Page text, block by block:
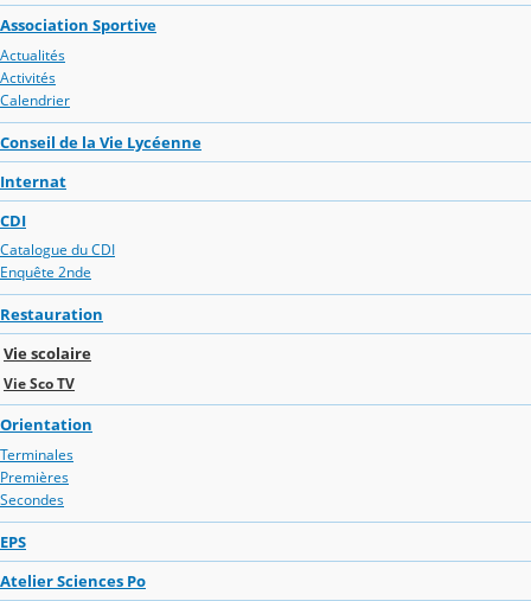
Association Sportive
Actualités
Activités
Calendrier
Conseil de la Vie Lycéenne
Internat
CDI
Catalogue du CDI
Enquête 2nde
Restauration
Vie scolaire
Vie Sco TV
Orientation
Terminales
Premières
Secondes
EPS
Atelier Sciences Po